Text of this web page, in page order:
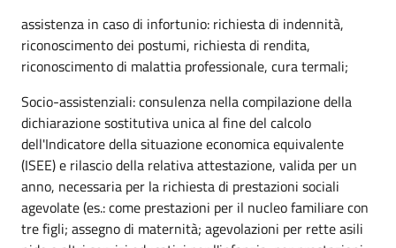
assistenza in caso di infortunio: richiesta di indennità,
riconoscimento dei postumi, richiesta di rendita,
riconoscimento di malattia professionale, cura termali;
Socio-assistenziali: consulenza nella compilazione della
dichiarazione sostitutiva unica al fine del calcolo
dell'Indicatore della situazione economica equivalente
(ISEE) e rilascio della relativa attestazione, valida per un
anno, necessaria per la richiesta di prestazioni sociali
agevolate (es.: come prestazioni per il nucleo familiare con
tre figli; assegno di maternità; agevolazioni per rette asili